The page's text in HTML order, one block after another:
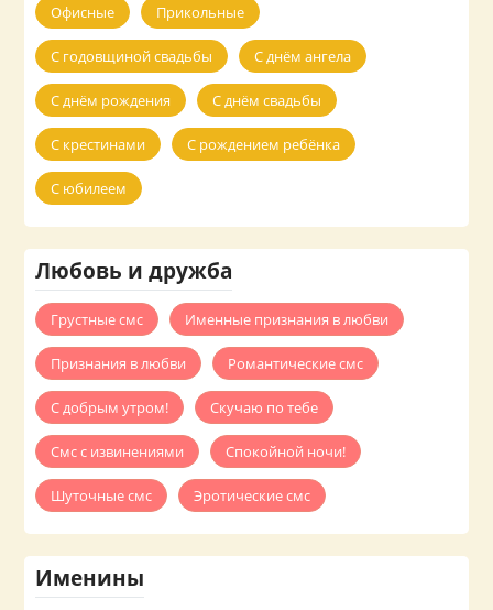
Офисные Прикольные
С годовщиной свадьбы С днём ангела
С днём рождения С днём свадьбы
С крестинами С рождением ребёнка
С юбилеем
Любовь и дружба
Грустные смс Именные признания в любви
Признания в любви Романтические смс
С добрым утром! Скучаю по тебе
Смс с извинениями Спокойной ночи!
Шуточные смс Эротические смс
Именины